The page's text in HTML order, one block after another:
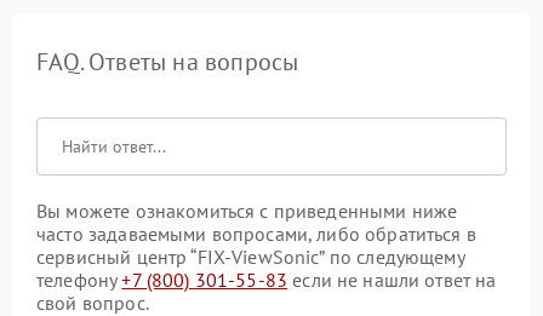
FAQ. Ответы на вопросы
Вы можете ознакомиться с приведенными ниже
часто задаваемыми вопросами, либо обратиться в
сервисный центр “FIX-ViewSonic” по следующему
телефону+7 (800) 301-55-83 если не нашли ответ на
свой вопрос.